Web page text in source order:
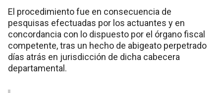
El procedimiento fue en consecuencia de
pesquisas efectuadas por los actuantes y en
concordancia con lo dispuesto por el órgano fiscal
competente, tras un hecho de abigeato perpetrado
días atrás en jurisdicción de dicha cabecera
departamental.